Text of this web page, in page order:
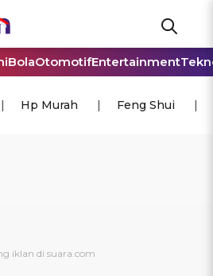
BolaOtomotifEntertainment
Hp Murah Feng Shui